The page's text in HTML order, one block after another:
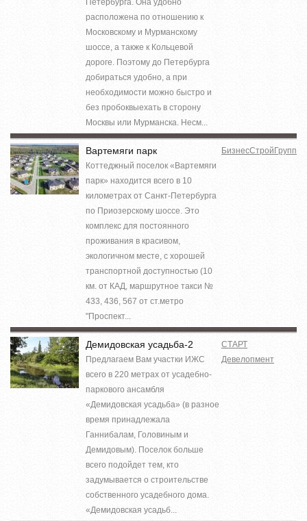
расположена по отношению к
Московскому и Мурманскому
шоссе, а также к Кольцевой
дороге. Поэтому до Петербурга
добираться удобно, а при
необходимости можно быстро и
без пробоквыехать в сторону
Москвы или Мурманска. Несм...
Вартемяги парк
Коттеджный поселок «Вартемяги
парк» находится всего в 10
километрах от Санкт-Петербурга
по Приозерскому шоссе. Это
комплекс для постоянного
проживания в красивом,
экологичном месте, с хорошей
транспортной доступностью (10
км. от КАД, маршрутное такси №
433, 436, 567 от ст.метро
"Проспект...
БизнесСтройГрупп
Демидовская усадьба-2
Предлагаем Вам участки ИЖС
всего в 220 метрах от усадебно-
паркового ансамбля
«Демидовская усадьба» (в разное
время принадлежала
Ганнибалам, Головиным и
Демидовым). Поселок больше
всего подойдет тем, кто
задумывается о строительстве
собственного усадебного дома.
«Демидовская усадьб...
СТАРТ
Девелопмент